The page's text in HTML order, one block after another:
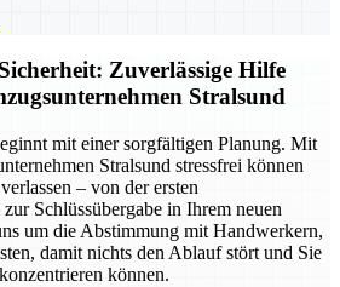
Zuverlässige Hilfe
Stralsund
mit einer sorgfältigen Planung. Mit
Stralsund stressfrei können
– von der ersten
Schlüssübergabe in Ihrem neuen
um die Abstimmung mit Handwerkern,
damit nichts den Ablauf stört und Sie
können.